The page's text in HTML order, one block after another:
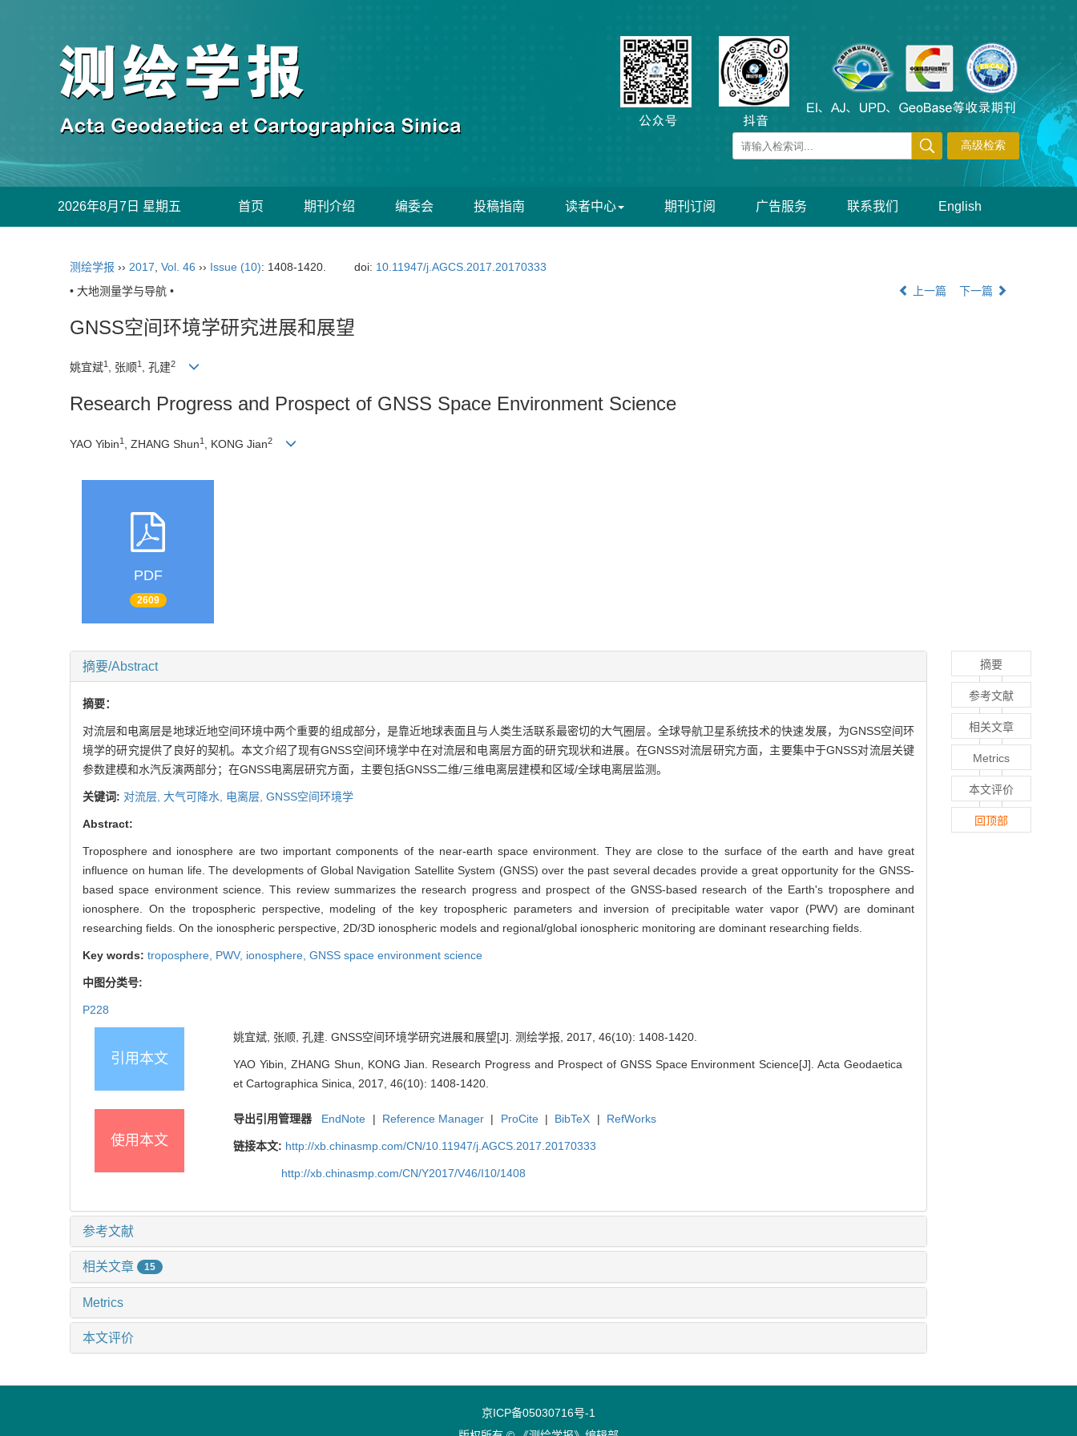
2026年8月7日 星期五 首页 期刊介绍 编委会 投稿指南 读者中心 期刊订阅 广告服务 联系我们 English
测绘学报 ›› 2017 Vol. 46 ›› Issue (10): 1408-1420. doi: 10.11947/j.AGCS.2017.20170333
• 大地测量学与导航 •
上一篇 下一篇
GNSS空间环境学研究进展和展望
姚宜斌1 , 张顺1 , 孔建2
Research Progress and Prospect of GNSS Space Environment Science
YAO Yibin1 , ZHANG Shun1 , KONG Jian2
PDF
2609
摘要/Abstract
摘要：
对流层和电离层是地球近地空间环境中两个重要的组成部分，是靠近地球表面且与人类生活联系最密切的大气圈层。全球导航卫星系统技术的快速发展，为GNSS空间环
境学的研究提供了良好的契机。本文介绍了现有GNSS空间环境学中在对流层和电离层方面的研究现状和进展。在GNSS对流层研究方面，主要集中于GNSS对流层关键
参数建模和水汽反演两部分；在GNSS电离层研究方面，主要包括GNSS二维/三维电离层建模和区域/全球电离层监测。
关键词: 对流层, 大气可降水, 电离层, GNSS空间环境学
Abstract:
Troposphere and ionosphere are two important components of the near-earth space environment. They are close to the surface of the earth and have great
influence on human life. The developments of Global Navigation Satellite System (GNSS) over the past several decades provide a great opportunity for the GNSS-
based space environment science. This review summarizes the research progress and prospect of the GNSS-based research of the Earth's troposphere and
ionosphere. On the tropospheric perspective, modeling of the key tropospheric parameters and inversion of precipitable water vapor (PWV) are dominant
researching fields. On the ionospheric perspective, 2D/3D ionospheric models and regional/global ionospheric monitoring are dominant researching fields.
Key words: troposphere, PWV, ionosphere, GNSS space environment science
中图分类号:
P228
引用本文
姚宜斌, 张顺, 孔建. GNSS空间环境学研究进展和展望[J]. 测绘学报, 2017, 46(10): 1408-1420.
YAO Yibin, ZHANG Shun, KONG Jian. Research Progress and Prospect of GNSS Space Environment Science[J]. Acta Geodaetica
et Cartographica Sinica, 2017, 46(10): 1408-1420.
使用本文
导出引用管理器 EndNote | Reference Manager | ProCite | BibTeX | RefWorks
链接本文: http://xb.chinasmp.com/CN/10.11947/j.AGCS.2017.20170333
http://xb.chinasmp.com/CN/Y2017/V46/I10/1408
参考文献
相关文章 15
Metrics
本文评价
摘要
参考文献
相关文章
Metrics
本文评价
回顶部
京ICP备05030716号-1